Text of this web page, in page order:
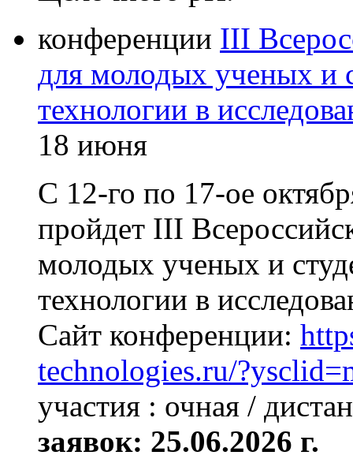
конференции III
для молодых ученых и
технологии в
18 июня
С 12-го по 17-ое
пройдет III
молодых ученых и
технологии в
Сайт конференции:
technologies.ru/
участия : очная /
заявок: 25.06.2026 г.